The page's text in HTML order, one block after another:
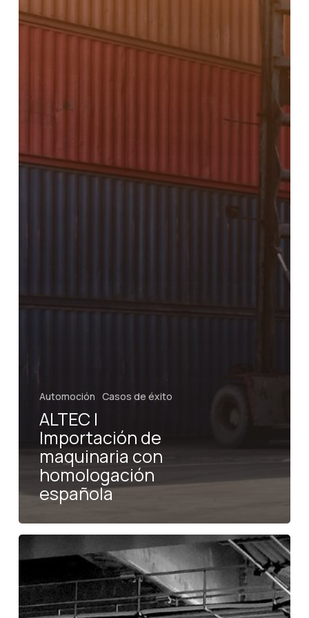
Automoción Casos de éxito
ALTEC |
Importación de
maquinaria con
homologación
española
/
Componentes